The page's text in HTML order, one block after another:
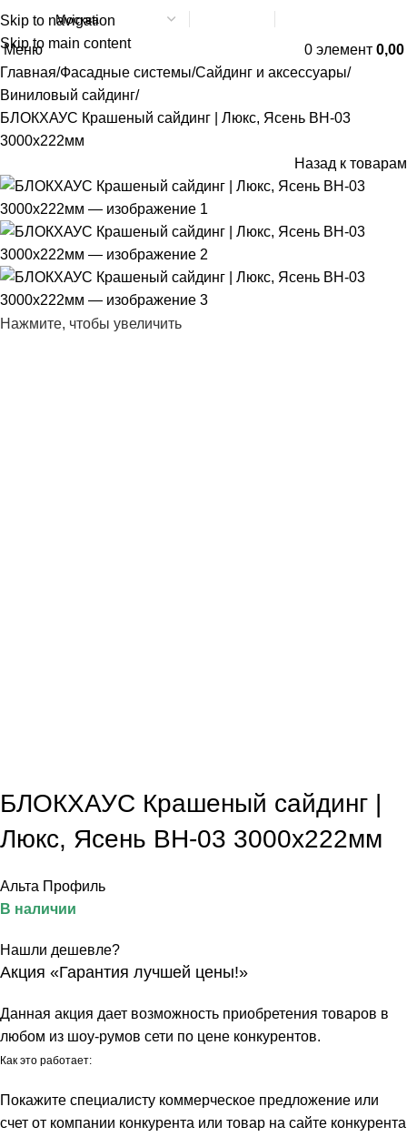
Skip to navigation
Skip to main content
Меню 0 элемент 0,00
Главная Фасадные системы Сайдинг и аксессуары
Виниловый сайдинг
БЛОКХАУС Крашеный сайдинг | Люкс, Ясень ВН-03
3000х222мм
Назад к товарам
Нажмите, чтобы увеличить
БЛОКХАУС Крашеный сайдинг |
Люкс, Ясень ВН-03 3000х222мм
Альта Профиль
В наличии
Нашли дешевле?
Акция «Гарантия лучшей цены!»
Данная акция дает возможность приобретения товаров в
любом из шоу-румов сети по цене конкурентов.
Как это работает:
Покажите специалисту коммерческое предложение или
счет от компании конкурента или товар на сайте конкурента